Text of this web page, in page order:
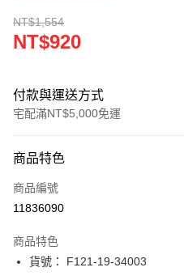
NT$1,554
NT$920
付款與運送方式
宅配滿NT$5,000免運
信用卡一次付款
LINE Pay
街口支付
商品特色
商品編號
11836090
商品特色
貨號： F121-19-34003